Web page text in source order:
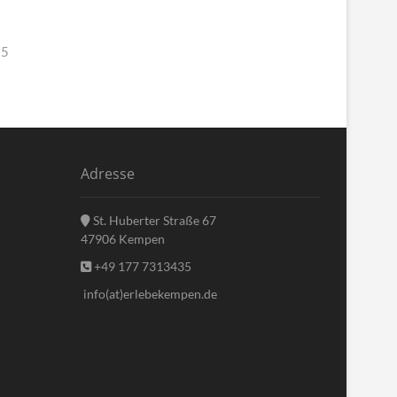
Adresse
St. Huberter Straße 67
47906 Kempen
+49 177 7313435
info(at)erlebekempen.de